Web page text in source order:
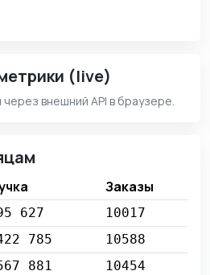
(live)
внешний API в браузере.
Заказы
627
10017
785
10588
881
10454